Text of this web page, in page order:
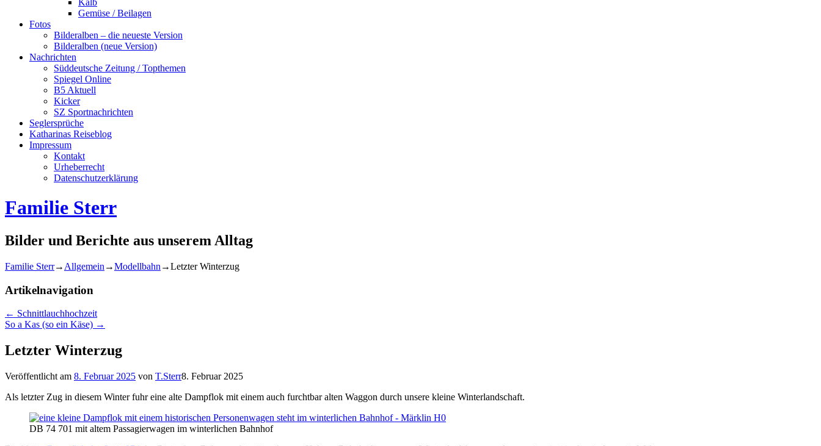
Kalb
Gemüse / Beilagen
Fotos
Bilderalben – die neueste Version
Bilderalben (neue Version)
Nachrichten
Süddeutsche Zeitung / Topthemen
Spiegel Online
B5 Aktuell
Kicker
SZ Sportnachrichten
Seglersprüche
Katharinas Reiseblog
Impressum
Kontakt
Urheberrecht
Datenschutzerklärung
Familie Sterr
Bilder und Berichte aus unserem Alltag
Familie Sterr→ Allgemein →Modellbahn →Letzter Winterzug
Artikelnavigation
← Schnittlauchhochzeit
So a Kas (so ein Käse) →
Letzter Winterzug
Veröffentlicht am 8. Februar 2025 von T.Sterr8. Februar 2025
Als letzter Zug in diesem Winter fuhr eine alte Dampflok mit einem auch furchtbar alten Waggon durch unsere kleine Winterlandschaft.
DB 74 701 mit altem Passagierwagen im winterlichen Bahnhof